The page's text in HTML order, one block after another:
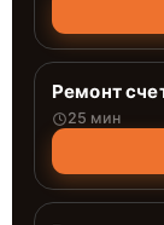
Ремонт
25 мин